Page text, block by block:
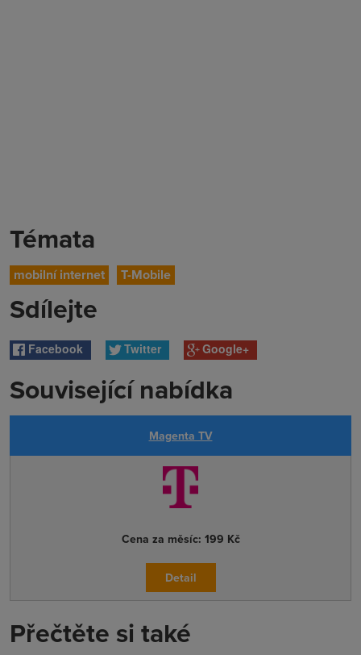
Témata
mobilní internet T-Mobile
Sdílejte
Facebook Twitter Google+
Související nabídka
Magenta TV
Cena za měsíc: 199 Kč
Detail
Přečtěte si také